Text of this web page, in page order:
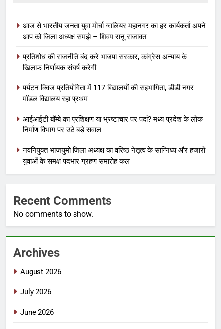
आज से भारतीय जनता युवा मोर्चा ग्वालियर महानगर का हर कार्यकर्ता अपने
आप को जिला अध्यक्ष समझे – शिवम रानू राजावत
प्रतिशोध की राजनीति बंद करे भाजपा सरकार, कांग्रेस अन्याय के
खिलाफ निर्णायक संघर्ष करेगी
पर्यटन क्विज प्रतियोगिता में 117 विद्यालयों की सहभागिता, डीडी नगर
मॉडल विद्यालय रहा प्रथम
आईआईटी बॉम्बे का प्रशिक्षण या भ्रष्टाचार पर पर्दा? मध्य प्रदेश के लोक
निर्माण विभाग पर उठे बड़े सवाल
नवनियुक्त भाजयुमो जिला अध्यक्ष का वरिष्ठ नेतृत्व के सान्निध्य और हजारों
युवाओं के समक्ष पदभार ग्रहण समारोह कल
Recent Comments
No comments to show.
Archives
August 2026
July 2026
June 2026